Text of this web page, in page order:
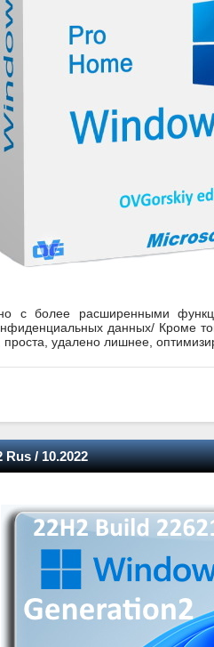
более расширенными
данных/ Кроме
удалено лишнее,
Rus / 10.2022